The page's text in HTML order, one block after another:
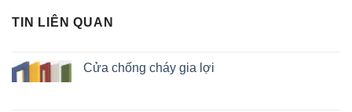
TIN LIÊN QUAN
Cửa chống cháy gia lợi